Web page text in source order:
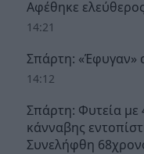
Αφέθηκε ελεύθερος
14:21
Σπάρτη: «Έφυγαν»
14:12
Σπάρτη: Φυτεία με
κάνναβης
Συνελήφθη